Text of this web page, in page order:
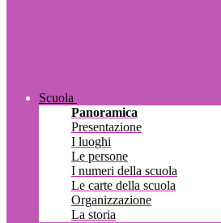
Scuola
Panoramica
Presentazione
I luoghi
Le persone
I numeri della scuola
Le carte della scuola
Organizzazione
La storia